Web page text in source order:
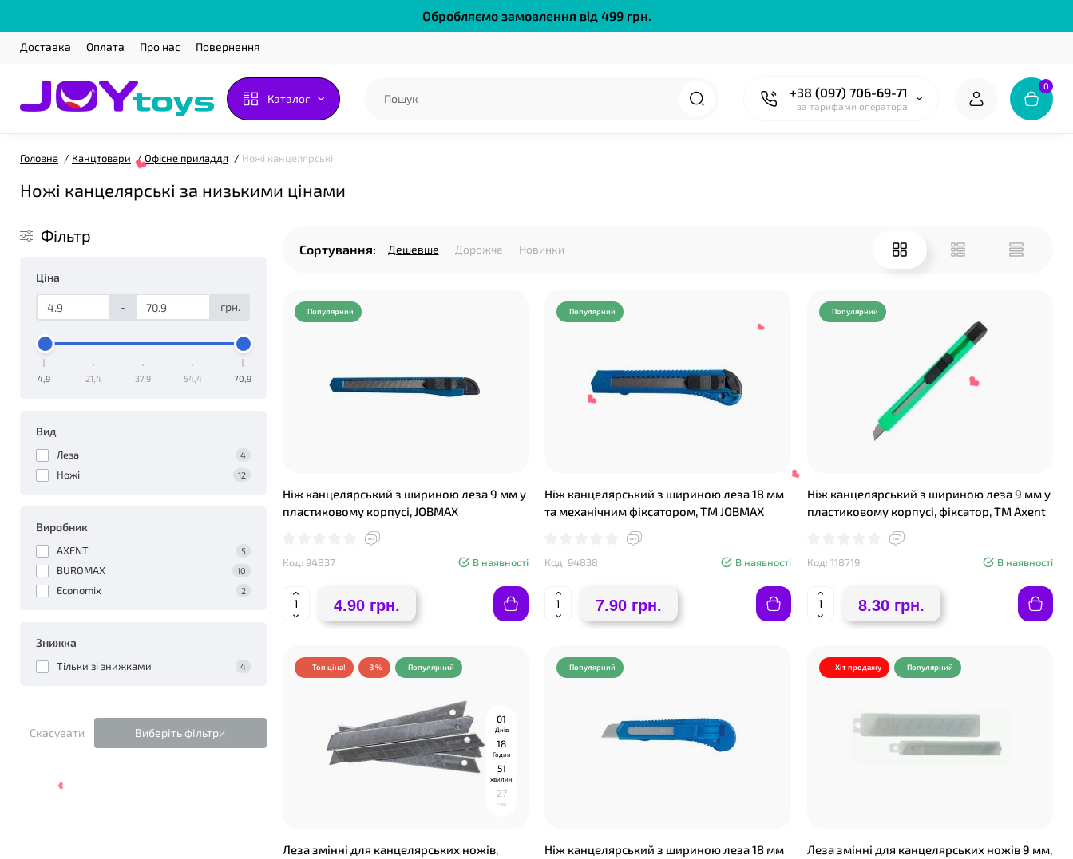
Обробляємо замовлення від 499 грн.
Доставка Оплата Про нас Повернення
Каталог +38 (097) 706-69-71
за тарифами оператора
0
Головна Канцтовари Офісне приладдя Ножі канцелярські
Ножі канцелярські за низькими цінами
Фільтр
Ціна
- грн.
4,9 21,4 37,9 54,4 70,9
Вид
Леза 4
Ножі 12
Виробник
AXENT 5
BUROMAX 10
Economix 2
Знижка
Тільки зі знижками 4
Скасувати Виберіть фільтри
Сортування: Дешевше Дорожче Новинки
Популярний
Ніж канцелярський з шириною леза 9 мм у
пластиковому корпусі, JOBMAX
Код: 94837 В наявності
4.90 грн.
Популярний
Ніж канцелярський з шириною леза 18 мм
та механічним фіксатором, TM JOBMAX
Код: 94838 В наявності
7.90 грн.
Популярний
Ніж канцелярський з шириною леза 9 мм у
пластиковому корпусі, фіксатор, TM Axent
Код: 118719 В наявності
8.30 грн.
Топ ціна! -3 % Популярний
01
Днів
18
Годин
51
хвилин
26
сек
Леза змінні для канцелярських ножів,
Популярний
Ніж канцелярський з шириною леза 18 мм
Хіт продажу Популярний
Леза змінні для канцелярських ножів 9 мм,
❤
❤